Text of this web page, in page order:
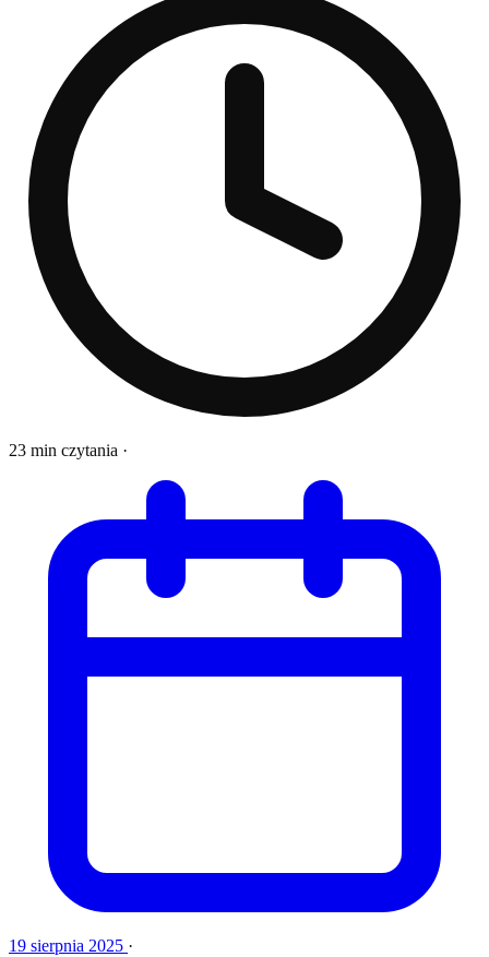
23 min czytania ·
19 sierpnia 2025 ·